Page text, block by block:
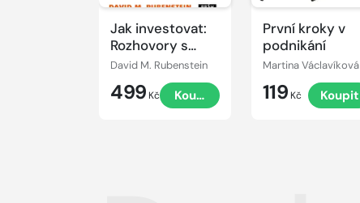
Jak investovat:
Rozhovory s
mistry oboru
David M. Rubenstein
499 Kč Koupit
První kroky v
podnikání
Martina Václavíková
119 Kč Koupit